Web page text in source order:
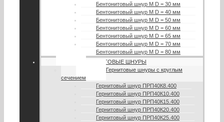
Бентонитовый шнур М D = 30 мм
Бентонитовый шнур М D = 40 мм
Бентонитовый шнур М D = 50 мм
Бентонитовый шнур М D = 60 мм
Бентонитовый шнур М D = 65 мм
Бентонитовый шнур М D = 70 мм
Бентонитовый шнур М D = 80 мм
ГЕРНИТОВЫЕ ШНУРЫ
Гернитовые шнуры с круглым
сечением
Гернитовый шнур ПРП40К8.400
Гернитовый шнур ПРП40К10.400
Гернитовый шнур ПРП40К15.400
Гернитовый шнур ПРП40К20.400
Гернитовый шнур ПРП40К25.400